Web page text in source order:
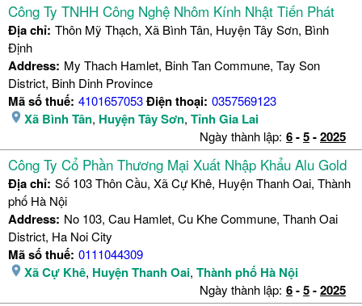
Công Ty TNHH Công Nghệ Nhôm Kính Nhật Tiến Phát
Địa chỉ: Thôn Mỹ Thạch, Xã Bình Tân, Huyện Tây Sơn, Bình
Định
Address: My Thach Hamlet, Binh Tan Commune, Tay Son
District, Binh Dinh Province
Mã số thuế: 4101657053Điện thoại: 0357569123
Xã Bình Tân, Huyện Tây Sơn, Tỉnh Gia Lai
Ngày thành lập: 6-5-2025
Công Ty Cổ Phần Thương Mại Xuất Nhập Khẩu Alu Gold
Địa chỉ: Số 103 Thôn Cầu, Xã Cự Khê, Huyện Thanh Oai, Thành
phố Hà Nội
Address: No 103, Cau Hamlet, Cu Khe Commune, Thanh Oai
District, Ha Noi City
Mã số thuế: 0111044309
Xã Cự Khê, Huyện Thanh Oai, Thành phố Hà Nội
Ngày thành lập: 6-5-2025